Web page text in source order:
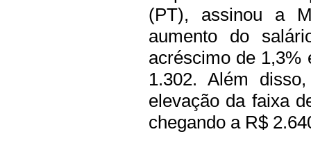
(PT), assinou a
aumento do
acréscimo de 1,3%
1.302. Além
elevação da faixa
chegando a R$